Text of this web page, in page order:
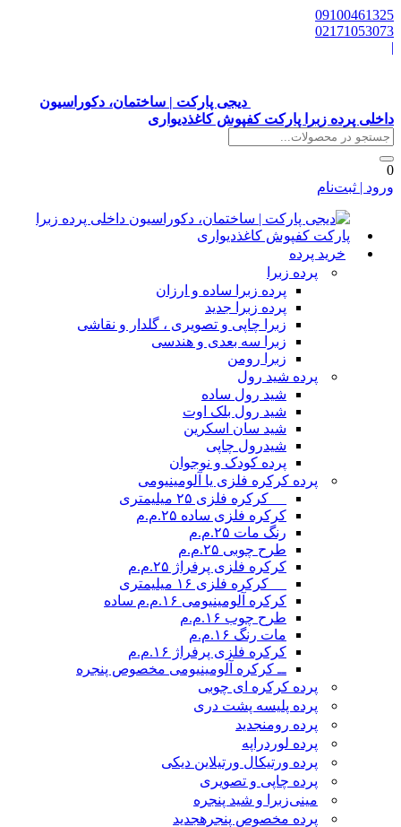
دیجی پارکت | ساختمان، دکوراسیون
پرده زبرا پارکت کفپوش کاغذدیواری
| ثبت‌نام
خرید پرده
پرده زبرا
پرده زبرا ساده و ارزان
پرده زبرا جدید
زبرا چاپی و تصویری ، گلدار و نقاشی
زبرا سه بعدی و هندسی
زبرا رومن
پرده شید رول
شید رول ساده
شید رول بلک اوت
شید سان اسکرین
شیدرول چاپی
پرده کودک و نوجوان
پرده کرکره فلزی یا آلومینیومی
__ کرکره فلزی ۲۵ میلیمتری
کرکره فلزی ساده ۲۵.م.م
رنگ مات ۲۵.م.م
طرح چوبی ۲۵.م.م
کرکره فلزی پرفراژ ۲۵.م.م
__ کرکره فلزی ۱۶ میلیمتری
کرکره آلومینیومی ۱۶.م.م ساده
طرح چوب ۱۶.م.م
مات رنگ ۱۶.م.م
کرکره فلزی پرفراژ ۱۶.م.م
ــ کرکره آلومینیومی مخصوص پنجره
پرده کرکره ای چوبی
پرده پلیسه پشت دری
پرده رومنجدید
پرده لوردراپه
پرده ورتیکال ورتیلاین دیکی
پرده چاپی و تصویری
مینی‌زبرا و شید پنجره
پرده مخصوص پنجره جدید